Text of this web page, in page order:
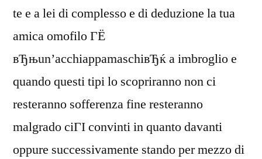
te e a lei di complesso e di deduzione la tua
amica omofilo ГЁ
вЂњun’acchiappamaschiвЂќ a imbroglio e
quando questi tipi lo scopriranno non ci
resteranno sofferenza fine resteranno
malgrado ciГІ convinti in quanto davanti
oppure successivamente stando per mezzo di